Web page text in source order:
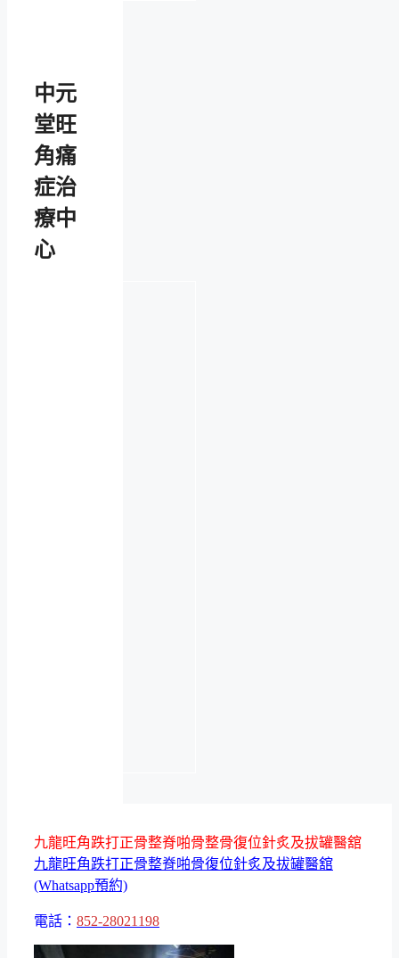
中元
堂旺
角痛
症治
療中
心
九龍旺角跌打正骨整脊啪骨整骨復位針炙及拔罐醫舘
九龍旺角跌打正骨整脊啪骨復位針炙及拔罐醫舘
(Whatsapp預約)
電話： 852-28021198